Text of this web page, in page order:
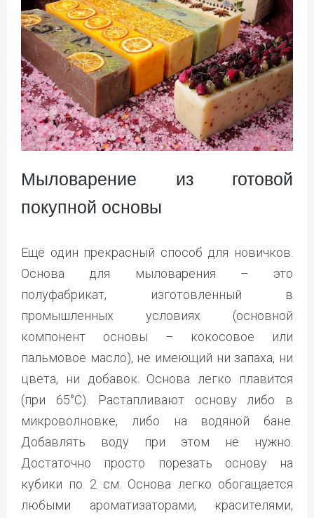
Мыловарение из готовой
покупной основы
Ещё один прекрасный способ для новичков.
Основа для мыловарения – это
полуфабрикат, изготовленный в
промышленных условиях (основной
компонент основы – кокосовое или
пальмовое масло), не имеющий ни запаха, ни
цвета, ни добавок. Основа легко плавится
(при 65°С). Растапливают основу либо в
микроволновке, либо на водяной бане.
Добавлять воду при этом не нужно.
Достаточно просто порезать основу на
кубики по 2 см. Основа легко обогащается
любыми ароматизаторами, красителями,